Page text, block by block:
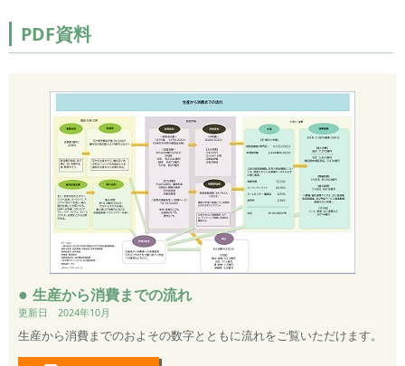
PDF資料
● 生産から消費までの流れ
更新日 2024年10月
生産から消費までのおよその数字とともに流れをご覧いただけます。